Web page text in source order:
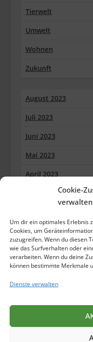
Cookie-
verwalten
Um dir ein optimales Erlebnis
Cookies, um
zuzugreifen. Wenn du diesen
wie das Surfverhalten oder
verarbeiten. Wenn du deine
können bestimmte Merkmale
Dienste verwalten
Tierwelt
Umwelt
Wohnen
Zukunft
August 2023
Juli 2023
Juni 2023
Mai 2023
April 2023
März 2023
Januar 2023
Dezember 2022
Oktober 2022
September 2022
Juli 2022
Juni 2022